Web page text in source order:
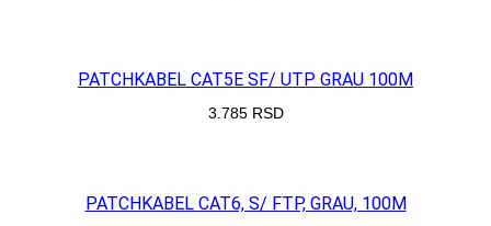
PATCHKABEL CAT5E SF/ UTP GRAU 100M
3.785 RSD
PATCHKABEL CAT6, S/ FTP, GRAU, 100M